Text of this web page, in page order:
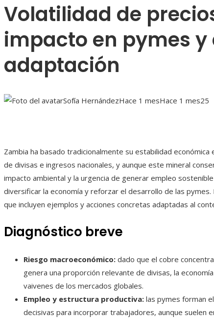
Volatilidad de
impacto en pymes
adaptación
Sofía HernándezHace 1 mesHace 1 mes25
Zambia ha basado tradicionalmente su estabilidad
de divisas e ingresos nacionales, y aunque este mineral
impacto ambiental y la urgencia de generar empleo
diversificar la economía y reforzar el desarrollo de las
que incluyen ejemplos y acciones concretas adaptadas al
Diagnóstico breve
Riesgo macroeconómico: dado que el cobre
genera una proporción relevante de divisas, la
vaivenes de los mercados globales.
Empleo y estructura productiva: las pymes forman
decisivas para incorporar trabajadores, aunque suelen